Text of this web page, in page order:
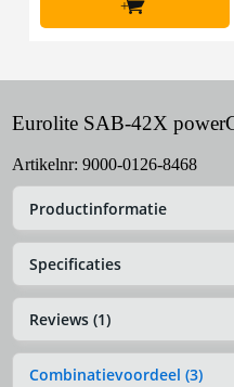
+
Eurolite SAB-42X
Artikelnr: 9000-0126-8468
Productinformatie
Specificaties
Reviews (1)
Combinatievoordeel (3)